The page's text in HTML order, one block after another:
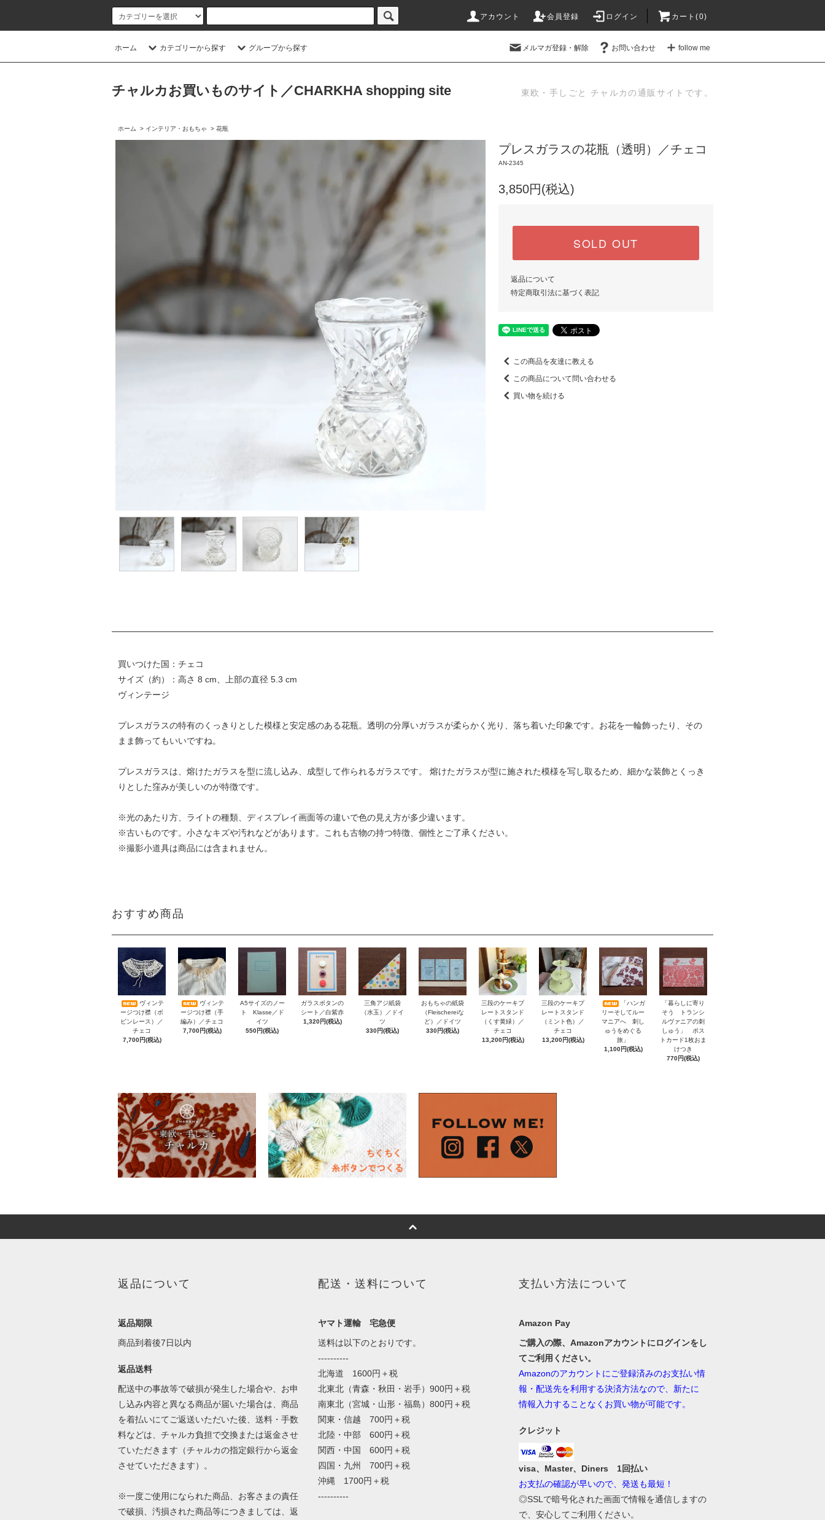
アカウント 会員登録 ログイン カート(0)
ホーム カテゴリーから探す グループから探す メルマガ登録・解除 お問い合わせ follow me
チャルカお買いものサイト／CHARKHA shopping site 東欧・手しごと チャルカの通販サイトです。
ホーム > インテリア・おもちゃ > 花瓶
プレスガラスの花瓶（透明）／チェコ
AN-2345
3,850円(税込)
SOLD OUT
返品について
特定商取引法に基づく表記
この商品を友達に教える
この商品について問い合わせる
買い物を続ける
買いつけた国：チェコ
サイズ（約）：高さ 8 cm、上部の直径 5.3 cm
ヴィンテージ
プレスガラスの特有のくっきりとした模様と安定感のある花瓶。透明の分厚いガラスが柔らかく光り、落ち着いた印象です。お花を一輪飾ったり、その
まま飾ってもいいですね。
プレスガラスは、熔けたガラスを型に流し込み、成型して作られるガラスです。 熔けたガラスが型に施された模様を写し取るため、細かな装飾とくっき
りとした窪みが美しいのが特徴です。
※光のあたり方、ライトの種類、ディスプレイ画面等の違いで色の見え方が多少違います。
※古いものです。小さなキズや汚れなどがあります。これも古物の持つ特徴、個性とご了承ください。
※撮影小道具は商品には含まれません。
おすすめ商品
ヴィンテ
ージつけ襟（ボ
ビンレース）／
チェコ
7,700円(税込)
ヴィンテ
ージつけ襟（手
編み）／チェコ
7,700円(税込)
A5サイズのノー
ト Klasse／ド
イツ
550円(税込)
ガラスボタンの
シート／白紫赤
1,320円(税込)
三角アジ紙袋
（水玉）／ドイ
ツ
330円(税込)
おもちゃの紙袋
（Fleischereiな
ど）／ドイツ
330円(税込)
三段のケーキプ
レートスタンド
（くす黄緑）／
チェコ
13,200円(税込)
三段のケーキプ
レートスタンド
（ミント色）／
チェコ
13,200円(税込)
「ハンガ
リーそしてルー
マニアへ 刺し
ゅうをめぐる
旅」
1,100円(税込)
「暮らしに寄り
そう トランシ
ルヴァニアの刺
しゅう」 ポス
トカード1枚おま
けつき
770円(税込)
返品について
返品期限
商品到着後7日以内
返品送料
配送中の事故等で破損が発生した場合や、お申
し込み内容と異なる商品が届いた場合は、商品
を着払いにてご返送いただいた後、送料・手数
料などは、チャルカ負担で交換または返金させ
ていただきます（チャルカの指定銀行から返金
させていただきます）。
※一度ご使用になられた商品、お客さまの責任
で破損、汚損された商品等につきましては、返
配送・送料について
ヤマト運輸 宅急便
送料は以下のとおりです。
----------
北海道 1600円＋税
北東北（青森・秋田・岩手）900円＋税
南東北（宮城・山形・福島）800円＋税
関東・信越 700円＋税
北陸・中部 600円＋税
関西・中国 600円＋税
四国・九州 700円＋税
沖縄 1700円＋税
----------
支払い方法について
Amazon Pay
ご購入の際、Amazonアカウントにログインをし
てご利用ください。
Amazonのアカウントにご登録済みのお支払い情
報・配送先を利用する決済方法なので、新たに
情報入力することなくお買い物が可能です。
クレジット
visa、Master、Diners 1回払い
お支払の確認が早いので、発送も最短！
◎SSLで暗号化された画面で情報を通信しますの
で、安心してご利用ください。